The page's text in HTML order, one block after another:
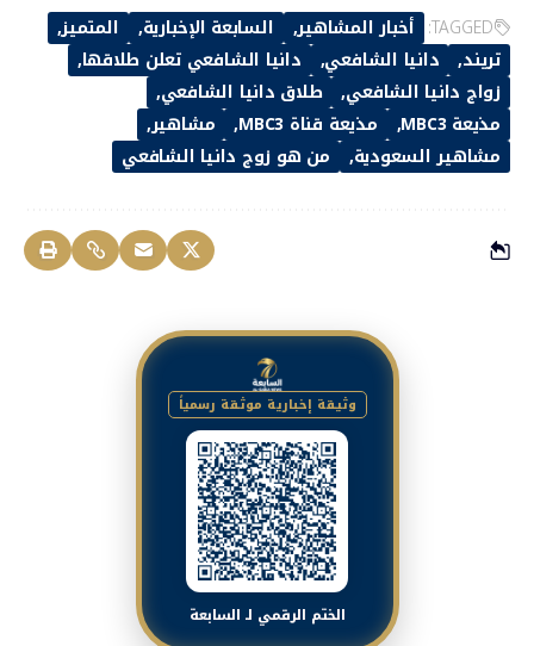
TAGGED: أخبار المشاهير السابعة الإخبارية
المتميز
تريند
دانيا الشافعي
دانيا الشافعي تعلن طلاقها
زواج دانيا الشافعي
طلاق دانيا الشافعي
مذيعة MBC3
مذيعة قناة MBC3
مشاهير
مشاهير السعودية
من هو زوج دانيا الشافعي
وثيقة إخبارية موثقة رسمياً
الختم الرقمي لـ السابعة